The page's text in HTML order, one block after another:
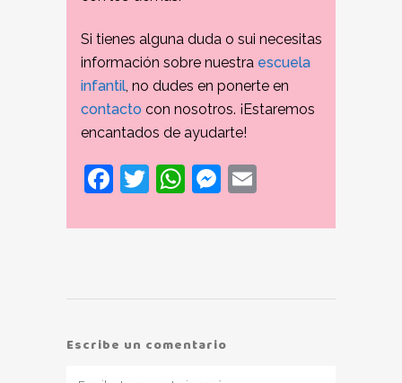
Si tienes alguna duda o sui necesitas
información sobre nuestra escuela
infantil, no dudes en ponerte en
contacto con nosotros. ¡Estaremos
encantados de ayudarte!
Facebook
Twitter
WhatsApp
Messenger
Escribe un comentario